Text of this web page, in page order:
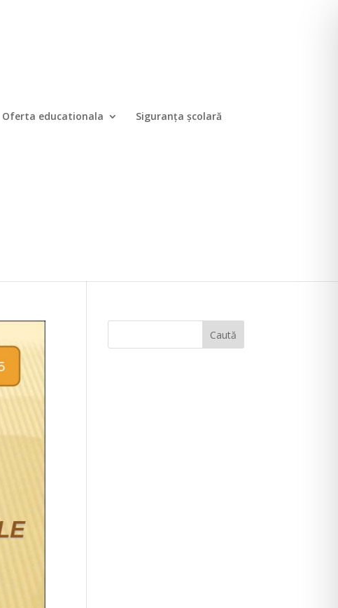
Oferta educationala Siguranța școlară